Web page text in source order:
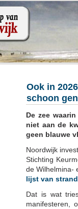
Ook in
schoon
De zee
niet aan de
geen blauwe
Noordwijk
Stichting
de Wilhelmina-
lijst van
Dat is wat
manifesteren,